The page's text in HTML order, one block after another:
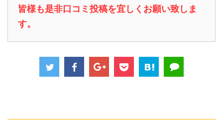
皆様も是非口コミ投稿を宜しくお願い致しま
す。